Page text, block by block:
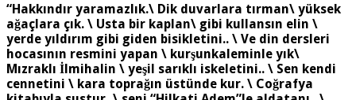
“Hakkındır yaramazlık.\ Dik duvarlara tırman\ yüksek
ağaçlara çık. \ Usta bir kaplan\ gibi kullansın elin \
yerde yıldırım gibi giden bisikletini.. \ Ve din dersleri
hocasının resmini yapan \ kurşunkaleminle yık\
Mızraklı İlmihalin \ yeşil sarıklı iskeletini.. \ Sen kendi
cennetini \ kara toprağın üstünde kur. \ Coğrafya